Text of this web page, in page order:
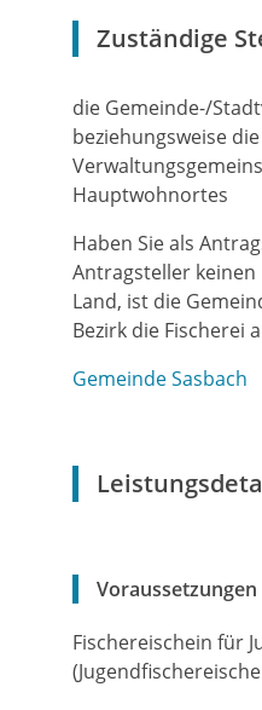
Zuständige
die Gemeinde-/
beziehungsweise die
Hauptwohnortes
Haben Sie als
Antragsteller
Land, ist die
Bezirk die Fischerei
Gemeinde Sasbach
Voraussetzungen
Fischereischein für